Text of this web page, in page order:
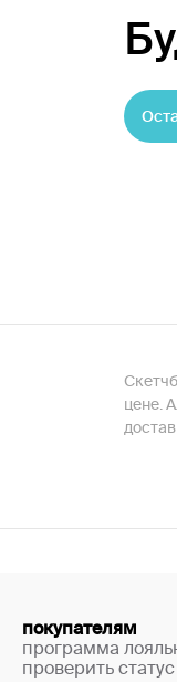
цене.
покупателям
программа
проверить